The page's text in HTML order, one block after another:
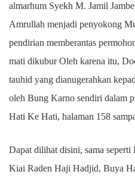
almarhum Syekh M. Jamil
Amrullah menjadi penyokong
pendirian memberantas
mati dikubur Oleh karena itu,
tauhid yang dianugerahkan
oleh Bung Karno sendiri dalam
Hati Ke Hati, halaman 158
Dapat dilihat disini, sama
Kiai Raden Haji Hadjid, Buya